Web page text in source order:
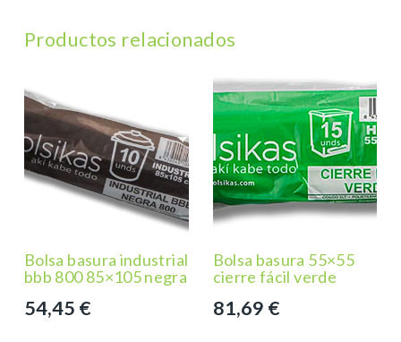
Productos relacionados
Bolsa basura industrial
bbb 800 85×105 negra
54,45 €
Bolsa basura 55×55
cierre fácil verde
81,69 €